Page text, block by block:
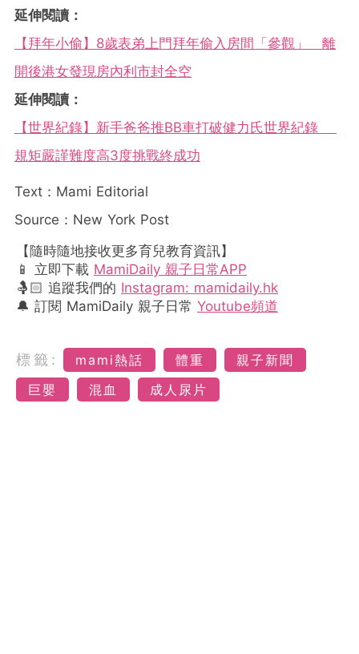
延伸閱讀：
【拜年小偷】8歲表弟上門拜年偷入房間「參觀」 離
開後港女發現房內利市封全空
延伸閱讀：
【世界紀錄】新手爸爸推BB車打破健力氏世界紀錄
規矩嚴謹難度高3度挑戰終成功
Text：Mami Editorial
Source：New York Post
【隨時隨地接收更多育兒教育資訊】
📱 立即下載 MamiDaily 親子日常APP
🤱🏻 追蹤我們的 Instagram: mamidaily.hk
🔔 訂閱 MamiDaily 親子日常 Youtube頻道
標籤: mami熱話 體重
親子新聞
巨嬰
混血 成人尿片